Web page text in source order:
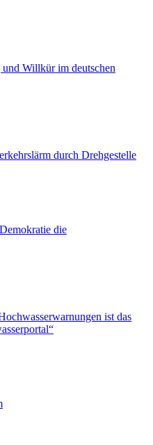
Willkür im deutschen
durch Drehgestelle
die
ist das